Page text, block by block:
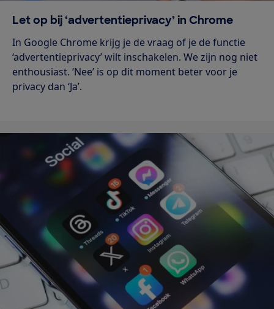
Let op bij ‘advertentieprivacy’ in Chrome
In Google Chrome krijg je de vraag of je de functie
‘advertentieprivacy’ wilt inschakelen. We zijn nog niet
enthousiast. ‘Nee’ is op dit moment beter voor je
privacy dan ‘Ja’.